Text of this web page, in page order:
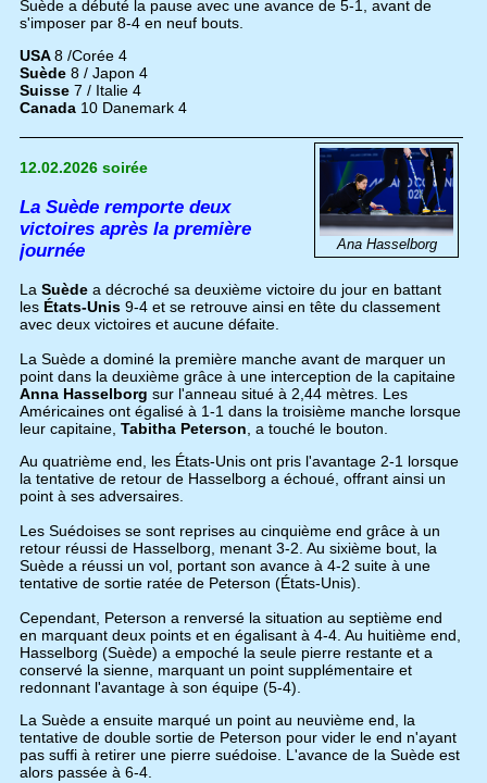
Suède a débuté la pause avec une avance de 5-1, avant de
s'imposer par 8-4 en neuf bouts.
USA8 /Corée 4
Suède 8 / Japon 4
Suisse 7 / Italie 4
Canada 10 Danemark 4
Ana Hasselborg
12.02.2026 soirée
La Suède remporte deux
victoires après la première
journée
La Suède a décroché sa deuxième victoire du jour en battant
les États-Unis9-4 et se retrouve ainsi en tête du classement
avec deux victoires et aucune défaite.
La Suède a dominé la première manche avant de marquer un
point dans la deuxième grâce à une interception de la capitaine
Anna Hasselborg sur l'anneau situé à 2,44 mètres. Les
Américaines ont égalisé à 1-1 dans la troisième manche lorsque
leur capitaine, Tabitha Peterson , a touché le bouton.
Au quatrième end, les États-Unis ont pris l'avantage 2-1 lorsque
la tentative de retour de Hasselborg a échoué, offrant ainsi un
point à ses adversaires.
Les Suédoises se sont reprises au cinquième end grâce à un
retour réussi de Hasselborg, menant 3-2. Au sixième bout, la
Suède a réussi un vol, portant son avance à 4-2 suite à une
tentative de sortie ratée de Peterson (États-Unis).
Cependant, Peterson a renversé la situation au septième end
en marquant deux points et en égalisant à 4-4. Au huitième end,
Hasselborg (Suède) a empoché la seule pierre restante et a
conservé la sienne, marquant un point supplémentaire et
redonnant l'avantage à son équipe (5-4).
La Suède a ensuite marqué un point au neuvième end, la
tentative de double sortie de Peterson pour vider le end n'ayant
pas suffi à retirer une pierre suédoise. L'avance de la Suède est
alors passée à 6-4.